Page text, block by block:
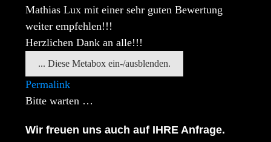
Mathias Lux mit einer sehr guten Bewertung
weiter empfehlen!!!
Herzlichen Dank an alle!!!
... Diese Metabox ein-/ausblenden.
Permalink
Bitte warten …
Wir freuen uns auch auf IHRE Anfrage.